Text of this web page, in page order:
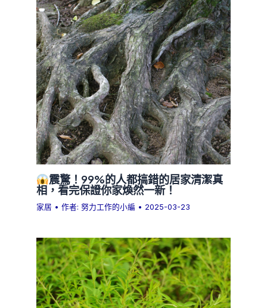
震驚！99%的人都搞錯的居家清潔真
相，看完保證你家煥然一新！
家居 • 作者:努力工作的小編 • 2025-03-23